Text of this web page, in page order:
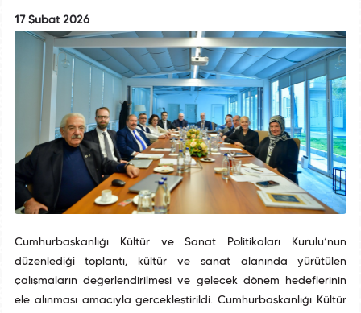
17 Şubat 2026
Cumhurbaşkanlığı Kültür ve Sanat Politikaları Kurulu’nun
düzenlediği toplantı, kültür ve sanat alanında yürütülen
çalışmaların değerlendirilmesi ve gelecek dönem hedeflerinin
ele alınması amacıyla gerçekleştirildi. Cumhurbaşkanlığı Kültür